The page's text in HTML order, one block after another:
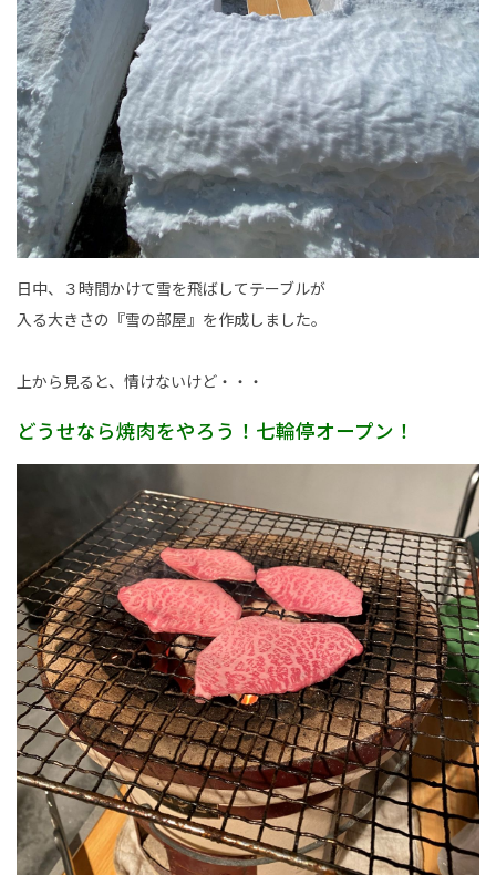
日中、３時間かけて雪を飛ばしてテーブルが
入る大きさの『雪の部屋』を作成しました。
上から見ると、情けないけど・・・
どうせなら焼肉をやろう！七輪停オープン！
一般採用 アグリ事業部
社内制度・福利厚生
お問い合わせ